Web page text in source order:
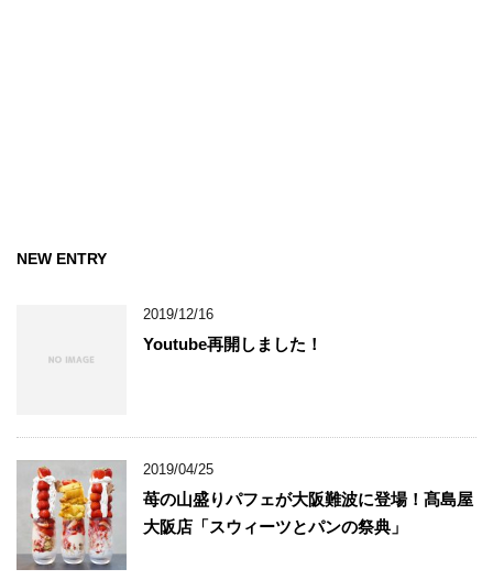
NEW ENTRY
2019/12/16
Youtube再開しました！
2019/04/25
苺の山盛りパフェが大阪難波に登場！髙島屋
大阪店「スウィーツとパンの祭典」